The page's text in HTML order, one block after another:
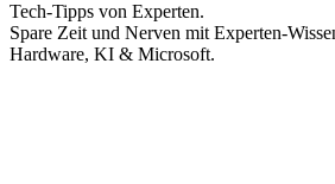
Tech-Tipps von Experten.
Spare Zeit und Nerven mit Experten-
Hardware, KI & Microsoft.